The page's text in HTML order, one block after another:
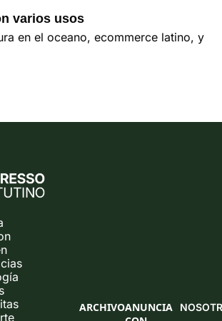
varios usos
en el oceano, ecommerce latino, y
ARCHIVOANUNCIA